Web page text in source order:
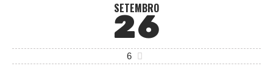
SETEMBRO
26
6